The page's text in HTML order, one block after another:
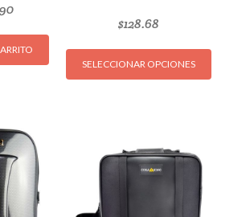
$128.68
SELECCIONAR OPCIONES
Este